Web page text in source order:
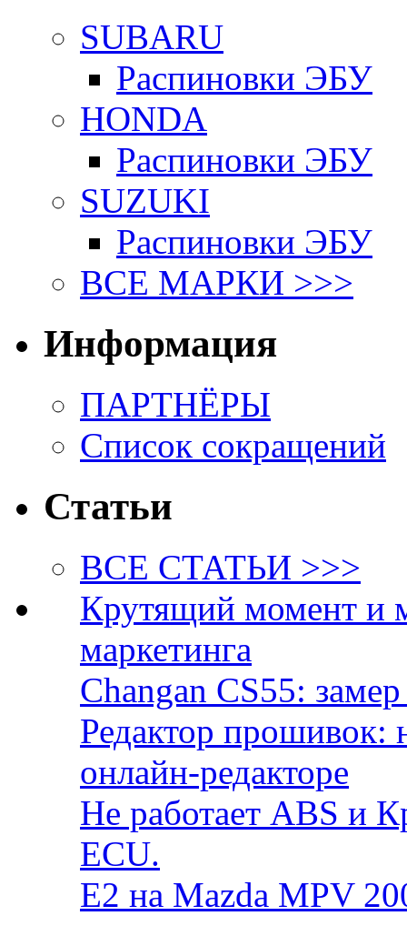
SUBARU
Распиновки ЭБУ
HONDA
Распиновки ЭБУ
SUZUKI
Распиновки ЭБУ
ВСЕ МАРКИ >>>
Информация
ПАРТНЁРЫ
Список сокращений
Статьи
ВСЕ СТАТЬИ >>>
Крутящий момент и
маркетинга
Changan CS55:
Редактор прошивок:
онлайн-редакторе
Не работает ABS и
ECU.
E2 на Mazda MPV